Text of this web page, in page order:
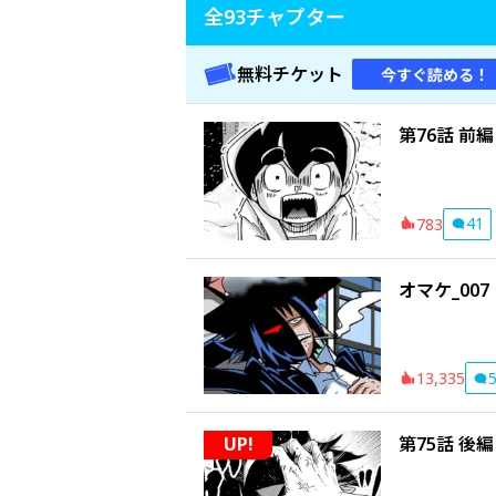
全93チャプター
無料チケット 今すぐ読める！
第76話 前編
783 41
オマケ_007
13,335
UP! 第75話 後編